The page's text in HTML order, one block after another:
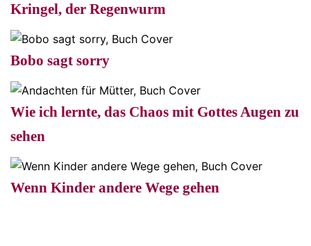
Kringel, der Regenwurm
Bobo sagt sorry
Wie ich lernte, das Chaos mit Gottes Augen zu
sehen
Wenn Kinder andere Wege gehen